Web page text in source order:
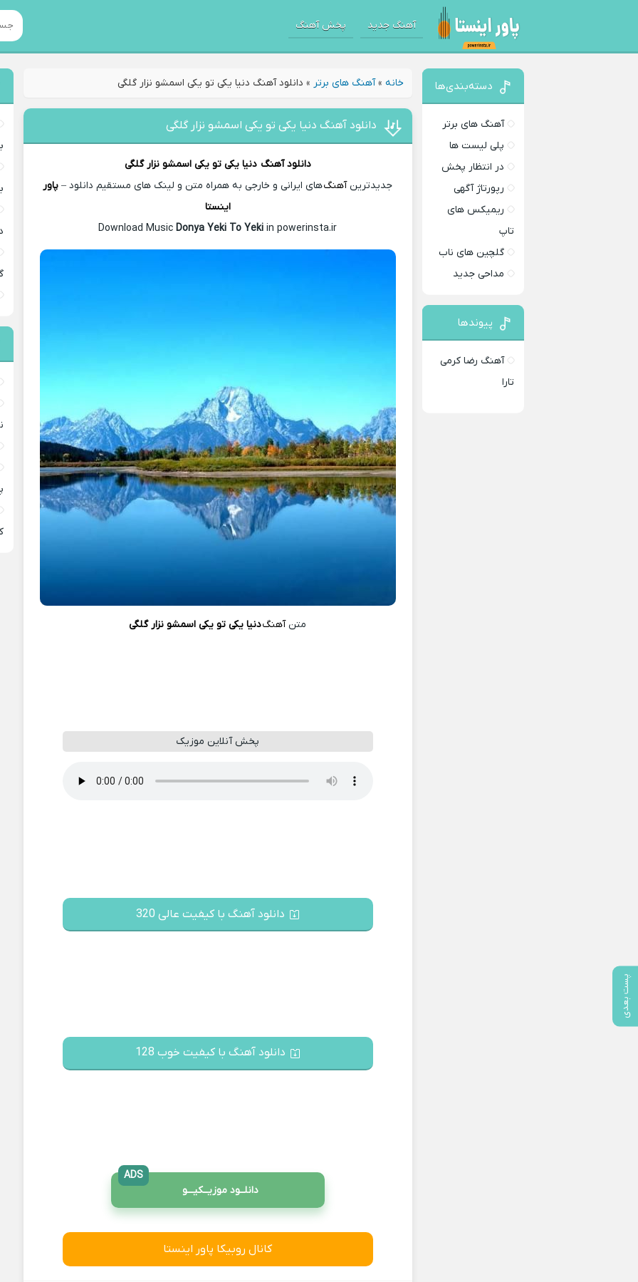
آهنگ جدید پخش آهنگ
خانه »آهنگ های برتر » دانلود آهنگ دنیا یکی تو یکی اسمشو نزار گلگی
پست بعدی
دانلود آهنگ دنیا یکی تو یکی اسمشو نزار گلگی
دانلود آهنگ دنیا یکی تو یکی اسمشو نزار گلگی
جدیدترینآهنگهای ایرانی و خارجی به همراه متن و لینک های مستقیم دانلود – پاور
اینستا
Download Music
Donya Yeki To Yeki in powerinsta.ir
متنآهنگدنیا یکی تو یکی اسمشو نزار گلگی
پخش آنلاین موزیک
دانلود آهنگ با کیفیت عالی 320
دانلود آهنگ با کیفیت خوب 128
دانلــود موزیــکیـــو
ADS
کانال روبیکا پاور اینستا
دسته‌بندی‌ها
آهنگ های برتر
پلی لیست ها
در انتظار پخش
رپورتاژ آگهی
ریمیکس های
تاپ
گلچین های ناب
مداحی جدید
پیوندها
آهنگ رضا کرمی
تارا